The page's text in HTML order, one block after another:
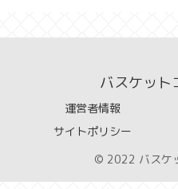
バスケット
運営者情報
サイトポリシー
© 2022 バスケ